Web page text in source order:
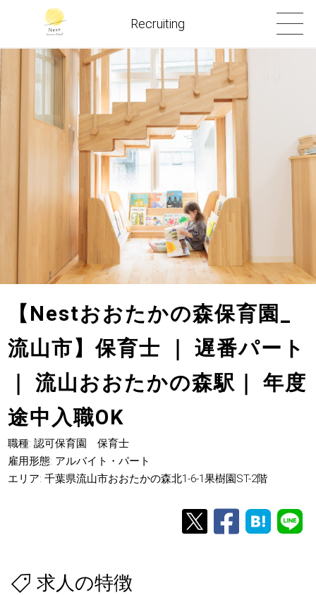
Recruiting
【Nestおおたかの森保育園_
流山市】保育士 ｜ 遅番パート
｜ 流山おおたかの森駅｜ 年度
途中入職OK
職種: 認可保育園 保育士
雇用形態: アルバイト・パート
エリア: 千葉県流山市おおたかの森北1-6-1果樹園ST-2階
求人の特徴